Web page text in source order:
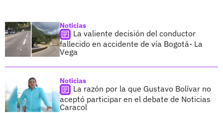
Noticias
La valiente decisión del conductor
fallecido en accidente de vía Bogotá- La
Vega
Noticias
La razón por la que Gustavo Bolívar no
aceptó participar en el debate de Noticias
Caracol